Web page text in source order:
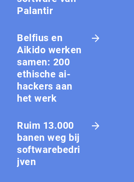
Palantir
Belfius en
Aikido werken
samen: 200
ethische ai-
hackers aan
het werk
Ruim 13.000
banen weg bij
softwarebedri
jven